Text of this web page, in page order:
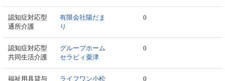
認知症対応型
通所介護
有限会社陽だま
り
0
認知症対応型
共同生活介護
グループホーム
セラピィ粟津
0
福祉用具貸与 ライフワン小松 0